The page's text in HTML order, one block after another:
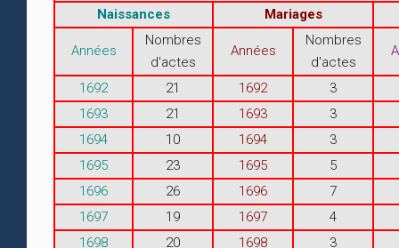
Naissances
Mariages
Années
Nombres
d'actes
Années
Nombres
d'actes
1692 21 1692
3
1693
21 1693
3
1694
10 1694
3
1695
23 1695
5
1696
26 1696
7
1697
19 1697
4
1698
20 1698
3